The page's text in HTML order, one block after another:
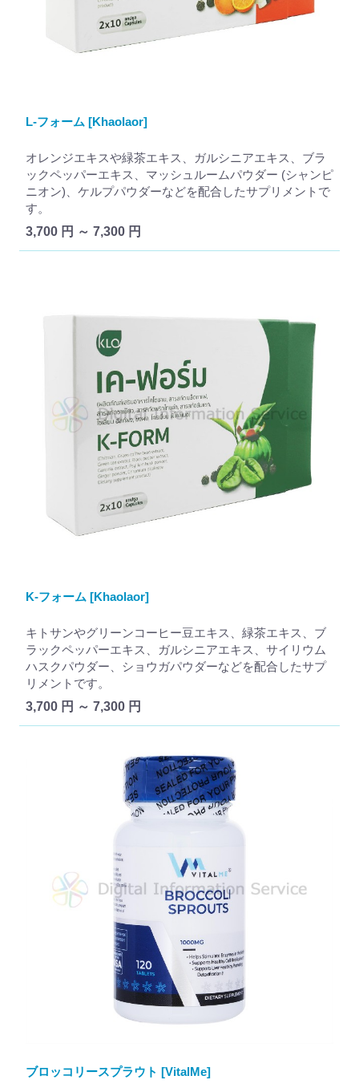
L-フォーム [Khaolaor]
オレンジエキスや緑茶エキス、ガルシニアエキス、ブラ
ックペッパーエキス、マッシュルームパウダー (シャンピ
ニオン)、ケルプパウダーなどを配合したサプリメントで
す。
3,700 円 ～ 7,300 円
K-フォーム [Khaolaor]
キトサンやグリーンコーヒー豆エキス、緑茶エキス、ブ
ラックペッパーエキス、ガルシニアエキス、サイリウム
ハスクパウダー、ショウガパウダーなどを配合したサプ
リメントです。
3,700 円 ～ 7,300 円
ブロッコリースプラウト [VitalMe]